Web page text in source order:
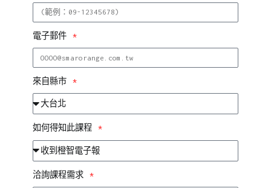
電子郵件
來自縣市
如何得知此課程
洽詢課程需求